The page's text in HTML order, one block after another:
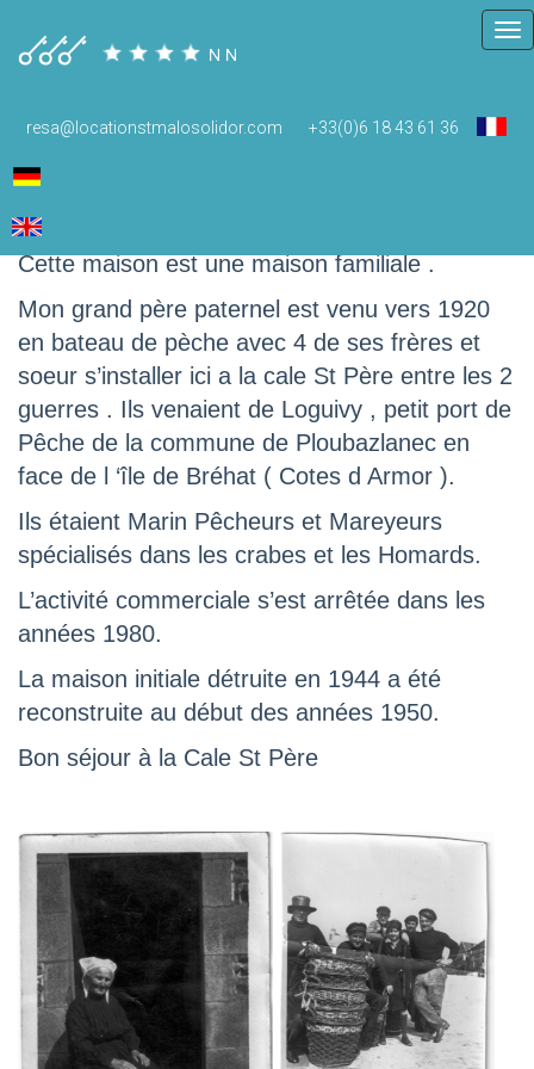
resa@locationstmalosolidor.com +33(0)6 18 43 61 36
Histoire
Un peu d histoire….
Cette maison est une maison familiale .
Mon grand père paternel est venu vers 1920
en bateau de pèche avec 4 de ses frères et
soeur s’installer ici a la cale St Père entre les 2
guerres . Ils venaient de Loguivy , petit port de
Pêche de la commune de Ploubazlanec en
face de l ‘île de Bréhat ( Cotes d Armor ).
Ils étaient Marin Pêcheurs et Mareyeurs
spécialisés dans les crabes et les Homards.
L’activité commerciale s’est arrêtée dans les
années 1980.
La maison initiale détruite en 1944 a été
reconstruite au début des années 1950.
Bon séjour à la Cale St Père